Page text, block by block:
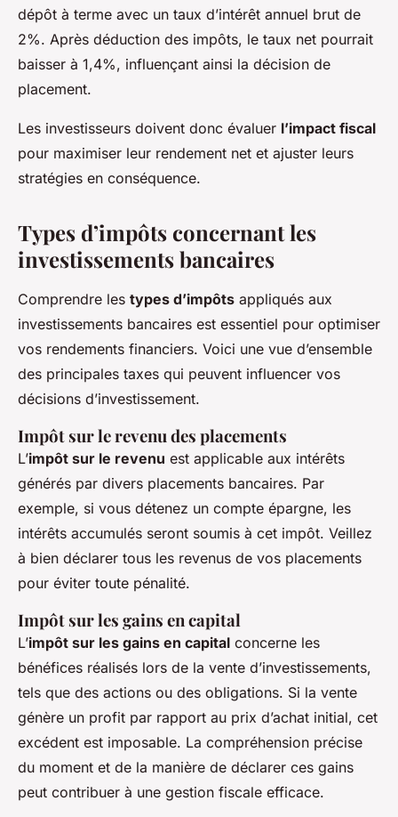
dépôt à terme avec un taux d’intérêt annuel brut de
2%. Après déduction des impôts, le taux net pourrait
baisser à 1,4%, influençant ainsi la décision de
placement.
Les investisseurs doivent donc évaluer l’impact fiscal
pour maximiser leur rendement net et ajuster leurs
stratégies en conséquence.
Types d’impôts concernant les
investissements bancaires
Comprendre les types d’impôts appliqués aux
investissements bancaires est essentiel pour optimiser
vos rendements financiers. Voici une vue d’ensemble
des principales taxes qui peuvent influencer vos
décisions d’investissement.
Impôt sur le revenu des placements
L’impôt sur le revenu est applicable aux intérêts
générés par divers placements bancaires. Par
exemple, si vous détenez un compte épargne, les
intérêts accumulés seront soumis à cet impôt. Veillez
à bien déclarer tous les revenus de vos placements
pour éviter toute pénalité.
Impôt sur les gains en capital
L’impôt sur les gains en capital concerne les
bénéfices réalisés lors de la vente d’investissements,
tels que des actions ou des obligations. Si la vente
génère un profit par rapport au prix d’achat initial, cet
excédent est imposable. La compréhension précise
du moment et de la manière de déclarer ces gains
peut contribuer à une gestion fiscale efficace.